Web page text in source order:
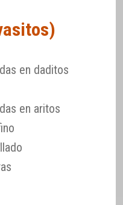
en daditos
en aritos